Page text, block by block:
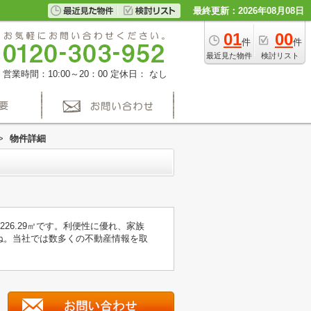
最終更新：2026年08月08日
01件
最近見た物件
00件
検討リスト
営業時間：10:00～20：00 定休日： なし
物件詳細
㎡です。利便性に優れ、家族
当社では数多くの不動産情報を取